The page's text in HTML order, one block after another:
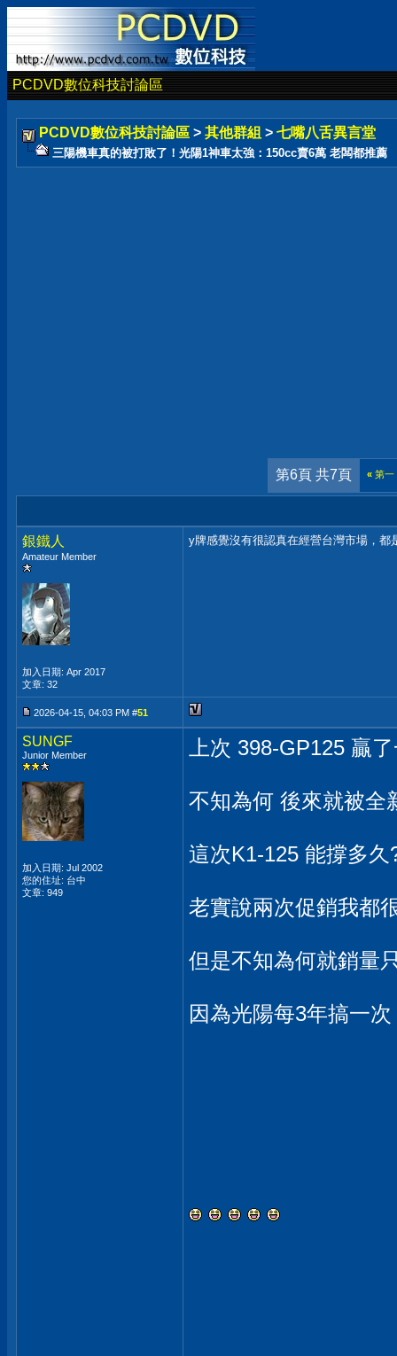
PCDVD數位科技討論區
PCDVD數位科技討論區 > 其他群組 > 七嘴八舌異言堂
三陽機車真的被打敗了！光陽1神車太強：150cc賣6萬 老闆都推薦
第6頁 共7頁 «第一
銀鐵人
Amateur Member
加入日期: Apr 2017
文章: 32
y牌感覺沒有很認真在經營台灣市場，都
2026-04-15, 04:03 PM #51
SUNGF
Junior Member
加入日期: Jul 2002
您的住址: 台中
文章: 949
上次 398-GP125 贏
不知為何 後來就被全
這次K1-125 能撐多久
老實說兩次促銷我都
但是不知為何就銷量
因為光陽每3年搞一